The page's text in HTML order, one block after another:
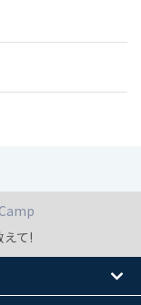
て!